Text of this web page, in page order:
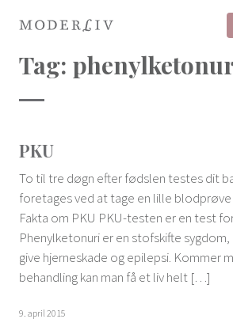
Tag:
PKU
To til tre døgn efter fødslen testes dit
foretages ved at tage en lille
Fakta om PKU PKU-testen er en test
Phenylketonuri er en stofskifte
give hjerneskade og epilepsi. Kommer
behandling kan man få et liv helt […]
9. april 2015